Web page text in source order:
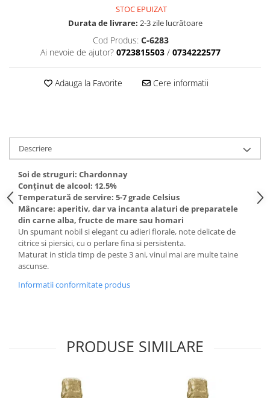
Domeniile Prince MATEI
Domeniile SÂMBUREȘTI
FAUTOR Winery
Nea FLORICĂ
Vinuri din GRECIA
Crama BUDUREASCA
Domeniile FRANCO-ROMÂNE
STOC EPUIZAT
Durata de livrare: 2-3 zile lucrătoare
Cod Produs: C-6283
Ai nevoie de ajutor? 0723815503 / 0734222577
Adauga la Favorite Cere informatii
Descriere
Soi de struguri: Chardonnay
Conținut de alcool: 12.5%
Temperatură de servire: 5-7 grade Celsius
Mâncare: aperitiv, dar va incanta alaturi de preparatele
din carne alba, fructe de mare sau homari
Un spumant nobil si elegant cu adieri florale, note delicate de
citrice si piersici, cu o perlare fina si persistenta.
Maturat in sticla timp de peste 3 ani, vinul mai are multe taine
ascunse.
Informatii conformitate produs
PRODUSE SIMILARE